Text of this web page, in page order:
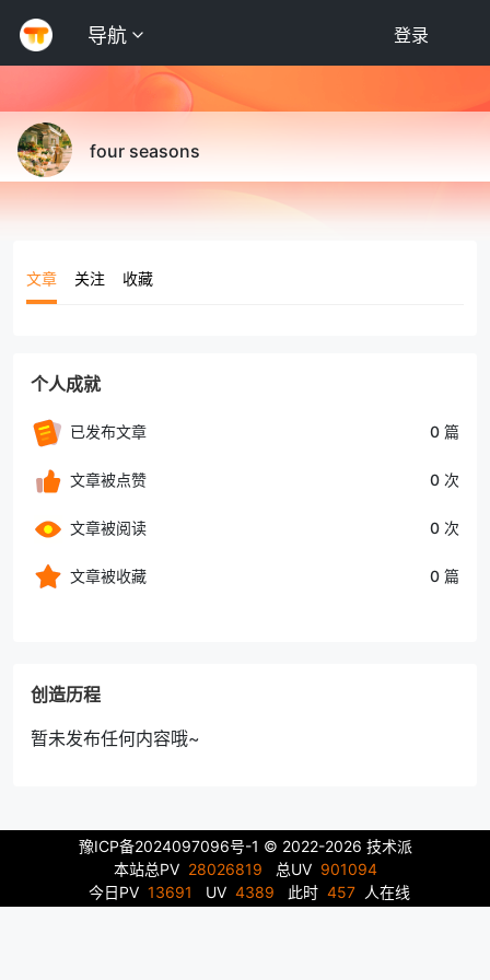
导航 登录
four seasons
文章 关注 收藏
个人成就
已发布文章 0 篇
文章被点赞 0 次
文章被阅读 0 次
文章被收藏 0 篇
创造历程
暂未发布任何内容哦~
豫ICP备2024097096号-1 © 2022-2026 技术派
本站总PV 28026819 总UV 901094
今日PV 13691 UV 4389 此时 457 人在线